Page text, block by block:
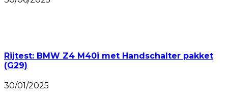
Rijtest: BMW Z4 M40i met Handschalter pakket
(G29)
30/01/2025